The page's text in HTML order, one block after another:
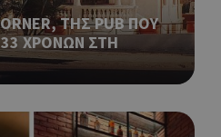
ΤΗΣ PUB ΠΟΥ
33 ΧΡΟΝΩΝ ΣΤΗ
takeOverCookie